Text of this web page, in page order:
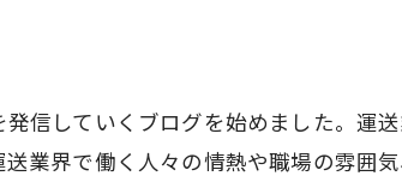
信していくブログを始めました。運
業界で働く人々の情熱や職場の雰囲